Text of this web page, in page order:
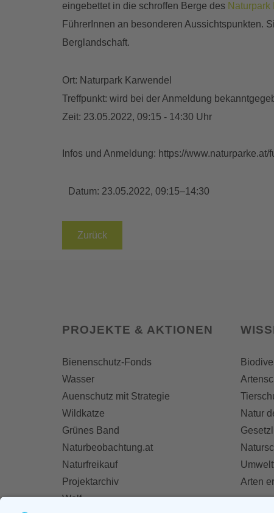
eingebettet in die schroffen Berge des Naturpark
FührerInnen an besonderen Aussichtspunkten.
Berglandschaft.
Ort: Naturpark Karwendel
Treffpunkt: wird bei der Anmeldung
Zeit: 23.05.2022, 09:15 - 14:30 Uhr
Infos und Anmeldung: https://
Datum: 23.05.2022, 09:15–14:30
Zurück
PROJEKTE & AKTIONEN
Bienenschutz-Fonds
Wasser
Auenschutz mit Strategie
Wildkatze
Grünes Band
Naturbeobachtung.at
Naturfreikauf
Projektarchiv
Wolf
Natur
Arten